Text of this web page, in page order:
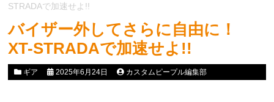
STRADAで加速せよ!!
バイザー外してさらに自由に！
XT-STRADAで加速せよ!!
ギア 2025年6月24日 カスタムピープル編集部